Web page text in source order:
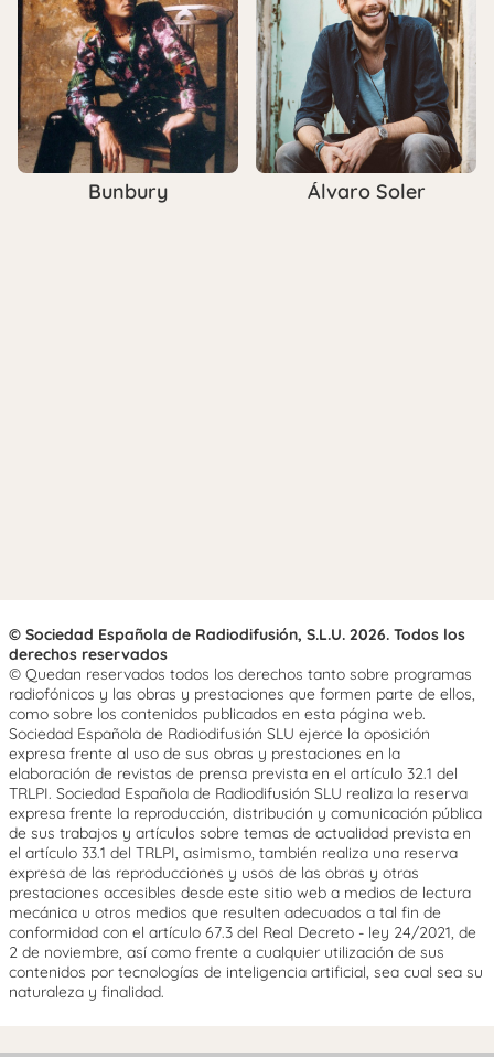
Bunbury Álvaro Soler
© Sociedad Española de Radiodifusión, S.L.U. 2026. Todos los
derechos reservados
© Quedan reservados todos los derechos tanto sobre programas
radiofónicos y las obras y prestaciones que formen parte de ellos,
como sobre los contenidos publicados en esta página web.
Sociedad Española de Radiodifusión SLU ejerce la oposición
expresa frente al uso de sus obras y prestaciones en la
elaboración de revistas de prensa prevista en el artículo 32.1 del
TRLPI. Sociedad Española de Radiodifusión SLU realiza la reserva
expresa frente la reproducción, distribución y comunicación pública
de sus trabajos y artículos sobre temas de actualidad prevista en
el artículo 33.1 del TRLPI, asimismo, también realiza una reserva
expresa de las reproducciones y usos de las obras y otras
prestaciones accesibles desde este sitio web a medios de lectura
mecánica u otros medios que resulten adecuados a tal fin de
conformidad con el artículo 67.3 del Real Decreto - ley 24/2021, de
2 de noviembre, así como frente a cualquier utilización de sus
contenidos por tecnologías de inteligencia artificial, sea cual sea su
naturaleza y finalidad.